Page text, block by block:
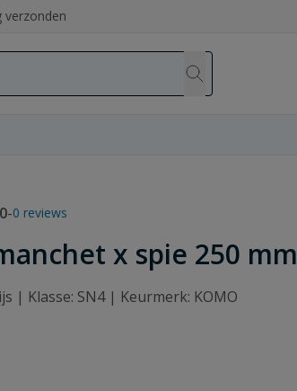
verzonden
-0 reviews
x spie 250 mm
| Klasse: SN4 | Keurmerk: KOMO